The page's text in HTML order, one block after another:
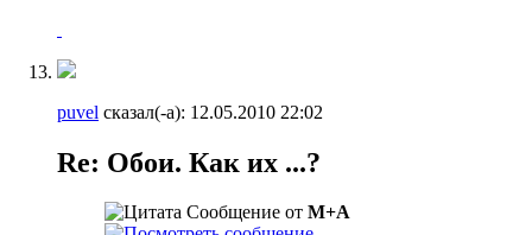
puvel сказал(-а): 12.05.2010 22:02
Re: Обои. Как их ...?
Сообщение от М+А